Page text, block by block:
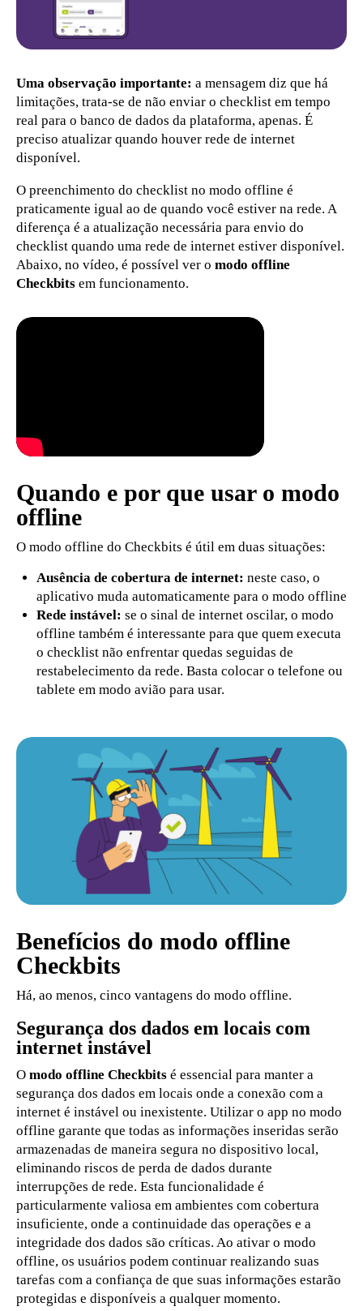
Uma observação importante: a mensagem diz que há
limitações, trata-se de não enviar o checklist em tempo
real para o banco de dados da plataforma, apenas. É
preciso atualizar quando houver rede de internet
disponível.
O preenchimento do checklist no modo offline é
praticamente igual ao de quando você estiver na rede. A
diferença é a atualização necessária para envio do
checklist quando uma rede de internet estiver disponível.
Abaixo, no vídeo, é possível ver o modo offline
Checkbits em funcionamento.
Quando e por que usar o modo
offline
O modo offline do Checkbits é útil em duas situações:
Ausência de cobertura de internet: neste caso, o
aplicativo muda automaticamente para o modo offline
Rede instável: se o sinal de internet oscilar, o modo
offline também é interessante para que quem executa
o checklist não enfrentar quedas seguidas de
restabelecimento da rede. Basta colocar o telefone ou
tablete em modo avião para usar.
Benefícios do modo offline
Checkbits
Há, ao menos, cinco vantagens do modo offline.
Segurança dos dados em locais com
internet instável
O modo offline Checkbits é essencial para manter a
segurança dos dados em locais onde a conexão com a
internet é instável ou inexistente. Utilizar o app no modo
offline garante que todas as informações inseridas serão
armazenadas de maneira segura no dispositivo local,
eliminando riscos de perda de dados durante
interrupções de rede. Esta funcionalidade é
particularmente valiosa em ambientes com cobertura
insuficiente, onde a continuidade das operações e a
integridade dos dados são críticas. Ao ativar o modo
offline, os usuários podem continuar realizando suas
tarefas com a confiança de que suas informações estarão
protegidas e disponíveis a qualquer momento.